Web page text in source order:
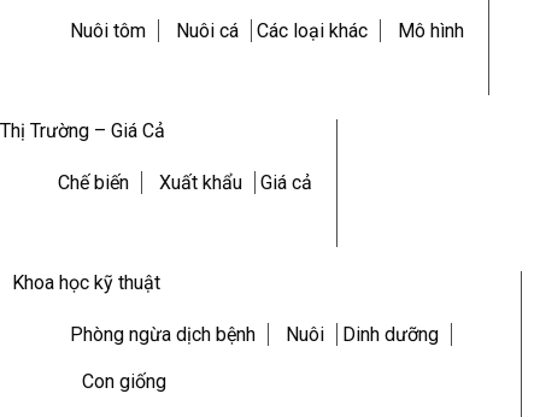
Nuôi tôm Nuôi cá Các loại khác Mô hình
Thị Trường – Giá Cả
Chế biến Xuất khẩu Giá cả
Khoa học kỹ thuật
Phòng ngừa dịch bệnh Nuôi Dinh dưỡng
Con giống